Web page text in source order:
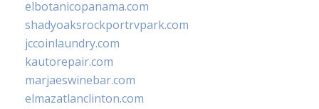
elbotanicopanama.com
shadyoaksrockportrvpark.com
jccoinlaundry.com
kautorepair.com
marjaeswinebar.com
elmazatlanclinton.com